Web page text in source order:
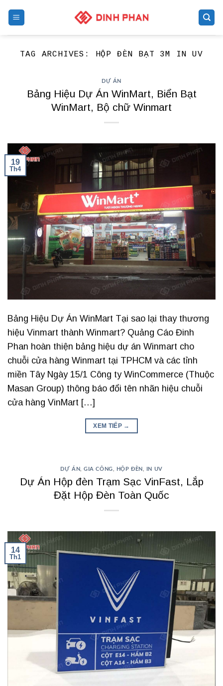
TAG ARCHIVES: HỘP ĐÈN BẠT 3M IN UV
DỰ ÁN
Bảng Hiệu Dự Án WinMart, Biển Bạt
WinMart, Bộ chữ Winmart
19
Th4
Bảng Hiệu Dự Án WinMart Tại sao lại thay thương
hiệu Vinmart thành Winmart? Quảng Cáo Đinh
Phan hoàn thiện bảng hiệu dự án Winmart cho
chuỗi cửa hàng Winmart tại TPHCM và các tỉnh
miền Tây Ngày 15/1 Công ty WinCommerce (Thuộc
Masan Group) thông báo đổi tên nhãn hiệu chuỗi
cửa hàng VinMart […]
XEM TIẾP →
DỰ ÁN ,GIA CÔNG HỘP ĐÈN IN UV
Dự Án Hộp đèn Trạm Sạc VinFast, Lắp
Đặt Hộp Đèn Toàn Quốc
14
Th1